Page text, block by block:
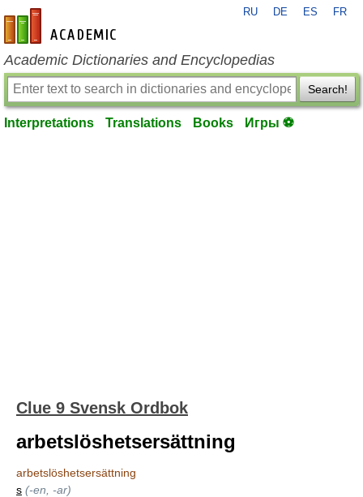
en-academic.com
RU DE ES FR
Academic Dictionaries and Encyclopedias
Search!
Interpretations Translations Books Игры ⚽
Clue 9 Svensk Ordbok
arbetslöshetsersättning
arbetslöshetsersättning
s (-en, -ar)